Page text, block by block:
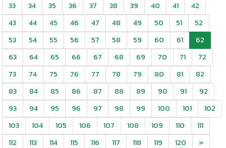
33
34 35 36 37 38 39 40 41
42
43
44 45 46 47 48 49 50 51
52
53
54 55 56 57 58 59 60 61
62
63
64 65 66 67 68 69 70 71
72
73
74 75 76 77 78 79 80 81
82
83
84 85 86 87 88 89 90 91
92
93
94 95 96 97 98 99 100 101
102
103
104 105 106 107 108 109 110
111
112
113 114 115 116 117 118 119 120 »